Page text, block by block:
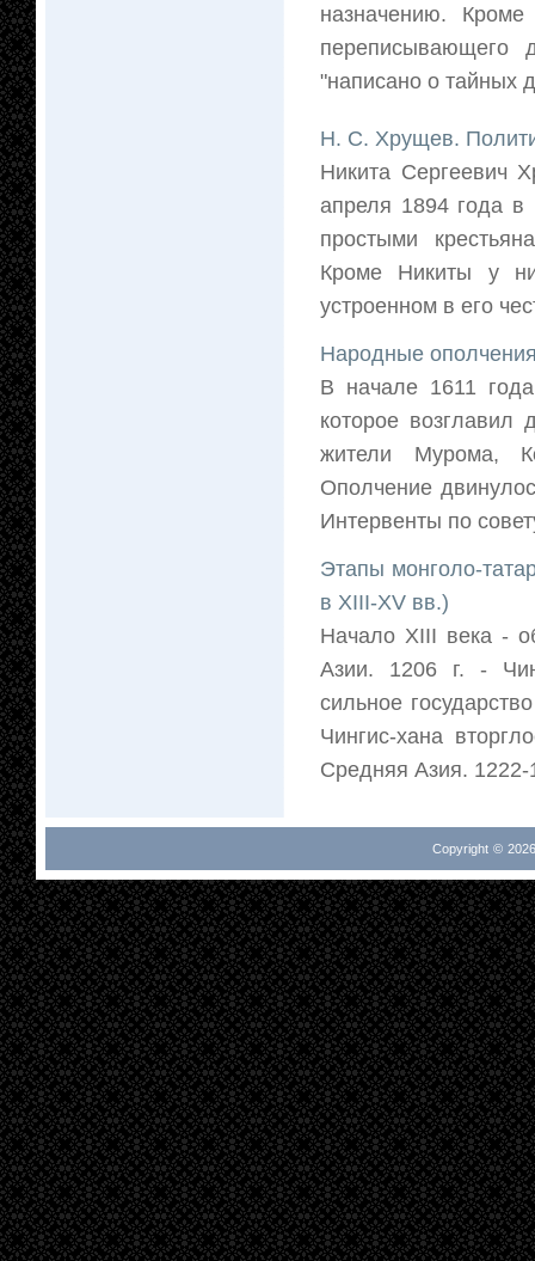
назначению.
переписывающего
"написано о тайных
Н. С. Хрущев.
Никита Сергеевич
апреля 1894 года в
простыми
Кроме Никиты у
устроенном в его
Народные
В начале 1611
которое
жители Мурома,
Ополчение
Интервенты по
Этапы монголо-
в XIII-XV вв.)
Начало XIII века -
Азии. 1206 г. -
сильное
Чингис-хана
Средняя Азия. 1222-
Copyright ©